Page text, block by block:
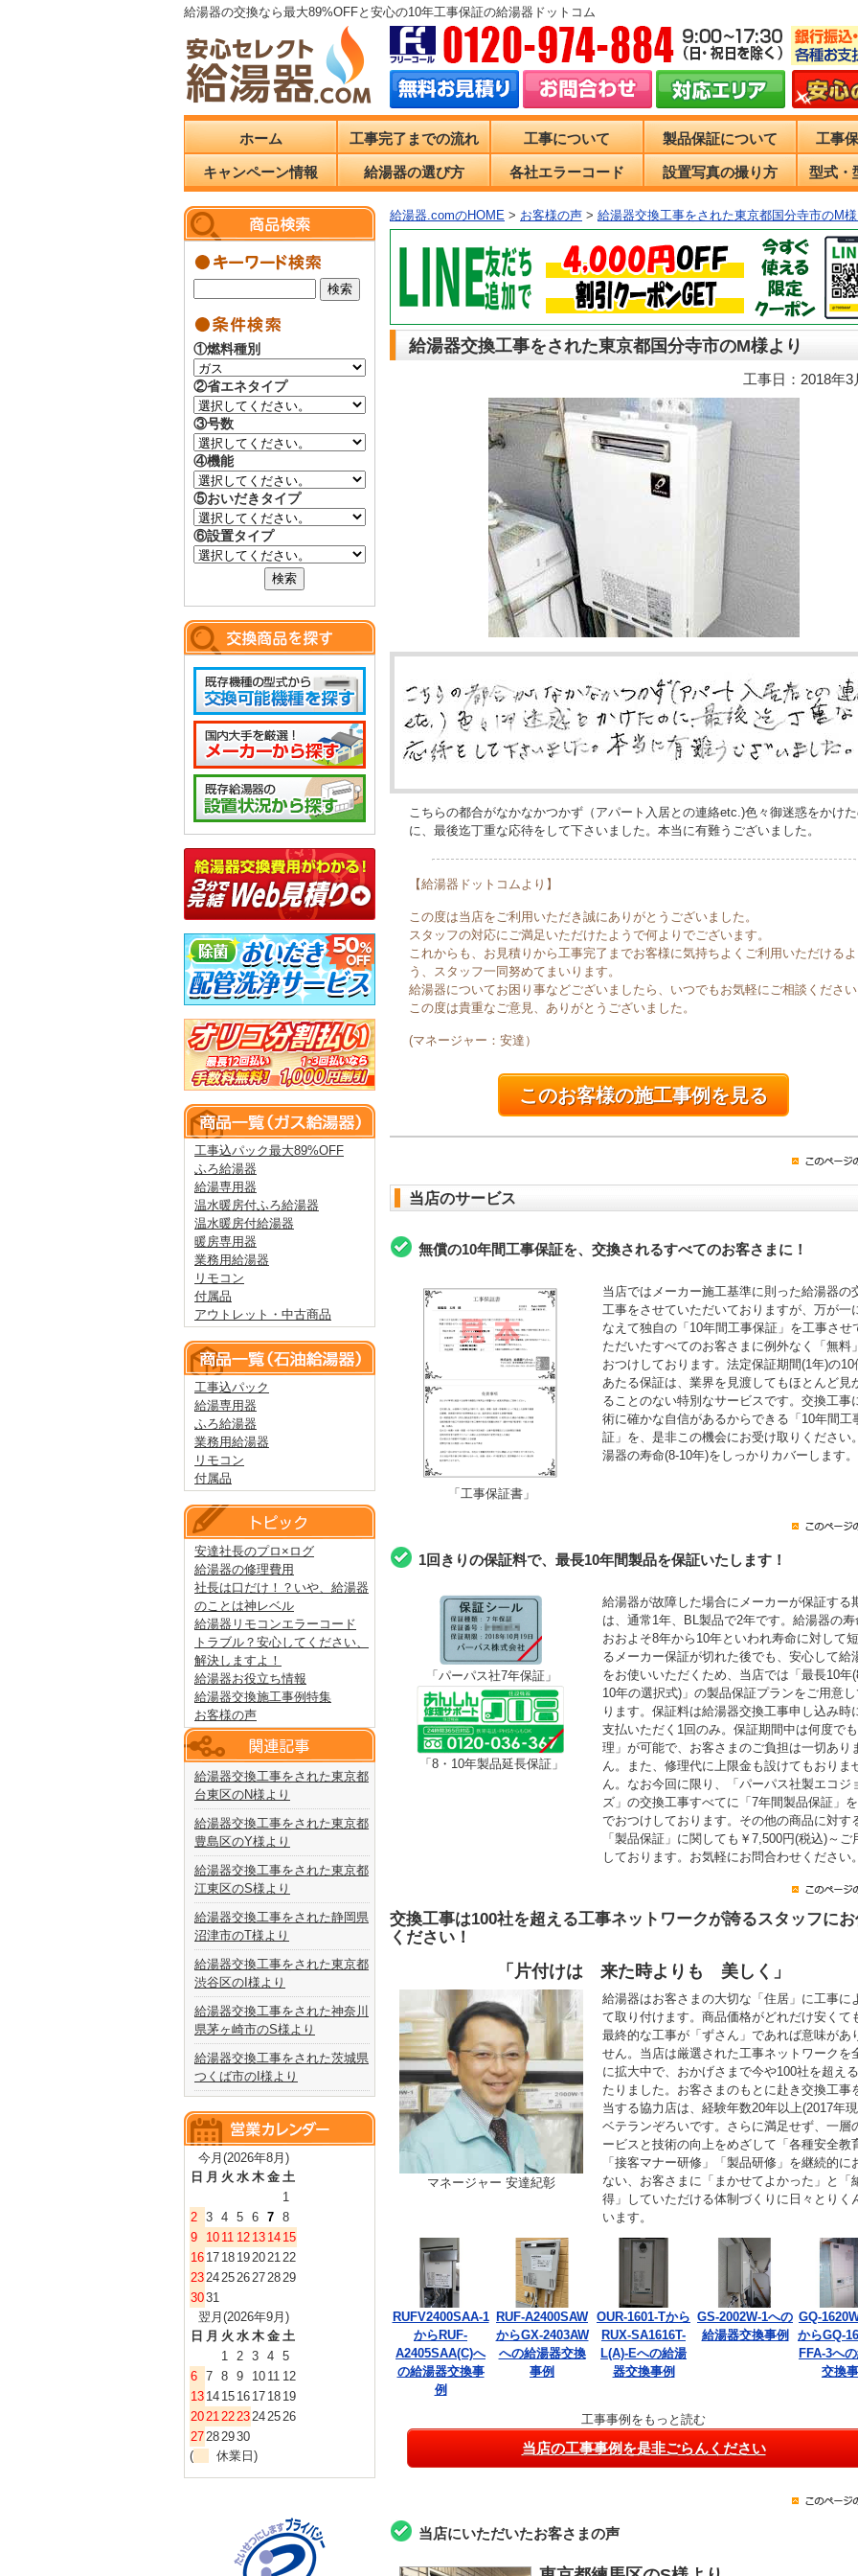
給湯器の交換なら最大89%OFFと安心の10年工事保証の給湯器ドットコム
ホーム 工事完了までの流れ 工事について 製品保証について 工事
キャンペーン情報 給湯器の選び方 各社エラーコード 設置写真の撮り方 型式・
①燃料種別
②省エネタイプ
③号数
④機能
⑤おいだきタイプ
⑥設置タイプ
工事込パック最大89%OFF
ふろ給湯器
給湯専用器
温水暖房付ふろ給湯器
温水暖房付給湯器
暖房専用器
業務用給湯器
リモコン
付属品
アウトレット・中古商品
工事込パック
給湯専用器
ふろ給湯器
業務用給湯器
リモコン
付属品
安達社長のプロ×ログ
給湯器の修理費用
社長は口だけ！？いや、給湯器
のことは神レベル
給湯器リモコンエラーコード
トラブル？安心してください、
解決しますよ！
給湯器お役立ち情報
給湯器交換施工事例特集
お客様の声
給湯器交換工事をされた東京都
台東区のN様より
給湯器交換工事をされた東京都
豊島区のY様より
給湯器交換工事をされた東京都
江東区のS様より
給湯器交換工事をされた静岡県
沼津市のT様より
給湯器交換工事をされた東京都
渋谷区のI様より
給湯器交換工事をされた神奈川
県茅ヶ崎市のS様より
給湯器交換工事をされた茨城県
つくば市のI様より
今月(2026年8月)
日 月 火 水 木 金 土
1
2 3 4 5 6 7 8
9
10 11 12 13 14 15
16 17 18 19202122
23242526272829
3031
翌月(2026年9月)
日 月 火 水 木 金 土
1 2 3 4 5
6 7 8 9 10 11 12
13 14 15 16 17 18 19
20212223242526
27282930
(
休業日)
給湯器.comのHOME > お客様の声 > 給湯器交換工事をされた東京都国分寺市のM
給湯器交換工事をされた東京都国分寺市のM様より
工事日：2018年3
こちらの都合がなかなかつかず（アパート入居との連絡etc.)色々御迷惑をかけ
に、最後迄丁重な応待をして下さいました。本当に有難うございました。
【給湯器ドットコムより】
この度は当店をご利用いただき誠にありがとうございました。
スタッフの対応にご満足いただけたようで何よりでございます。
これからも、お見積りから工事完了までお客様に気持ちよくご利用いただけるよ
う、スタッフ一同努めてまいります。
給湯器についてお困り事などございましたら、いつでもお気軽にご相談くださ
この度は貴重なご意見、ありがとうございました。
(マネージャー：安達）
このお客様の施工事例を見る
当店のサービス
無償の10年間工事保証を、交換されるすべてのお客さまに！
「工事保証書」
当店ではメーカー施工基準に則った給湯器の
工事をさせていただいておりますが、万が一
なえて独自の「10年間工事保証」を工事させ
ただいたすべてのお客さまに例外なく「無料
おつけしております。法定保証期間(1年)の10
あたる保証は、業界を見渡してもほとんど見
ることのない特別なサービスです。交換工事
術に確かな自信があるからできる「10年間工
証」を、是非この機会にお受け取りください
湯器の寿命(8-10年)をしっかりカバーします。
1回きりの保証料で、最長10年間製品を保証いたします！
「パーパス社7年保証」
「8・10年製品延長保証」
給湯器が故障した場合にメーカーが保証する
は、通常1年、BL製品で2年です。給湯器の寿
おおよそ8年から10年といわれ寿命に対して
るメーカー保証が切れた後でも、安心して給
をお使いいただくため、当店では「最長10年
10年の選択式)」の製品保証プランをご用意
ります。保証料は給湯器交換工事申し込み時
支払いただく1回のみ。保証期間中は何度で
理」が可能で、お客さまのご負担は一切あり
ん。また、修理代に上限金も設けてもおりま
ん。なお今回に限り、「パーパス社製エコジ
ズ」の交換工事すべてに「7年間製品保証」
でおつけしております。その他の商品に対す
「製品保証」に関しても￥7,500円(税込)～ご
しております。お気軽にお問合わせください
交換工事は100社を超える工事ネットワークが誇るスタッフに
ください！
「片付けは 来た時よりも 美しく」
マネージャー 安達紀彰
給湯器はお客さまの大切な「住居」に工事に
て取り付けます。商品価格がどれだけ安くて
最終的な工事が「ずさん」であれば意味があ
せん。当店は厳選された工事ネットワークを
に拡大中で、おかげさまで今や100社を超え
たりました。お客さまのもとに赴き交換工事
当する協力店は、経験年数20年以上(2017年
ベテランぞろいです。さらに満足せず、一層
ービスと技術の向上をめざして「各種安全教
「接客マナー研修」「製品研修」を継続的に
ない、お客さまに「まかせてよかった」と「
得」していただける体制づくりに日々とりく
います。
RUFV2400SAA-1
からRUF-
A2405SAA(C)へ
の給湯器交換事
例
RUF-A2400SAW
からGX-2403AW
への給湯器交換
事例
OUR-1601-Tから
RUX-SA1616T-
L(A)-Eへの給湯
器交換事例
GS-2002W-1への
給湯器交換事例
GQ-
からGQ-
FFA-3へ
交換
工事事例をもっと読む
当店の工事事例を是非ごらんください
当店にいただいたお客さまの声